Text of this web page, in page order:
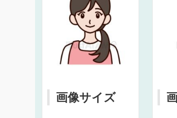
画像サイズ